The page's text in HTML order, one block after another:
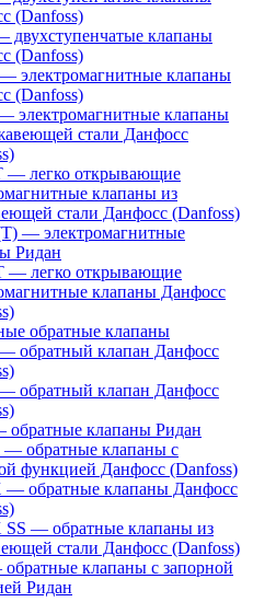
(Danfoss)
клапаны
(Danfoss)
электромагнитные клапаны
(Danfoss)
электромагнитные клапаны
стали Данфосс
— легко открывающие
клапаны из
стали Данфосс (Danfoss)
— электромагнитные
Ридан
— легко открывающие
клапаны Данфосс
обратные клапаны
обратный клапан Данфосс
обратный клапан Данфосс
клапаны Ридан
обратные клапаны с
функцией Данфосс (Danfoss)
— обратные клапаны Данфосс
— обратные клапаны из
стали Данфосс (Danfoss)
клапаны с запорной
Ридан